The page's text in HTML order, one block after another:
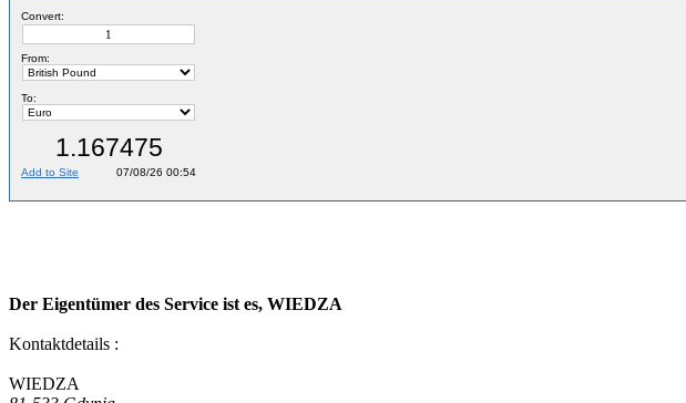
Der Eigentümer des Service ist es, WIEDZA
Kontaktdetails :
WIEDZA